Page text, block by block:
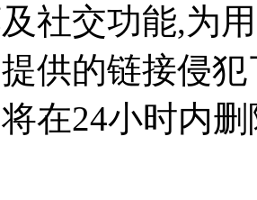
社交功能,为
供的链接侵
在24小时内